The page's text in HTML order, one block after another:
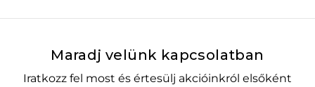
– 1 +
Maradj velünk kapcsolatban
Iratkozz fel most és értesülj akcióinkról elsőként